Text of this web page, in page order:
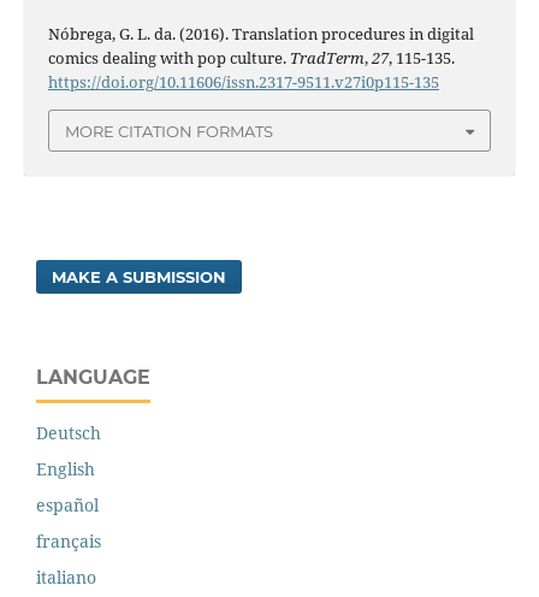
Nóbrega, G. L. da. (2016). Translation procedures in digital
comics dealing with pop culture. TradTerm,27, 115-135.
https://doi.org/10.11606/issn.2317-9511.v27i0p115-135
MORE CITATION FORMATS
MAKE A SUBMISSION
LANGUAGE
Deutsch
English
español
français
italiano